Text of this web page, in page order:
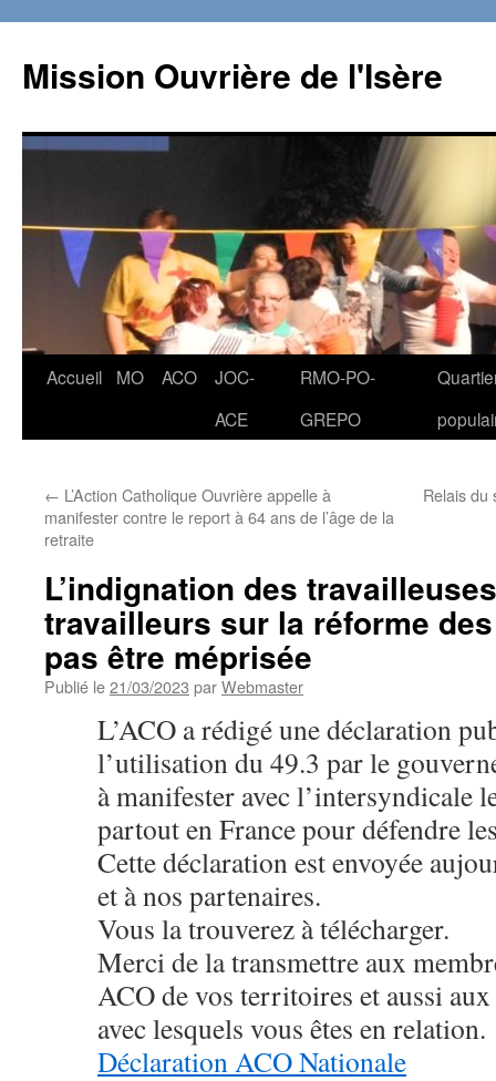
contenu
Mission Ouvrière de l'Isère
Accueil MO ACO
JOC-
ACE
RMO-PO-
GREPO
← L’Action Catholique Ouvrière appelle à
manifester contre le report à 64 ans de l’âge de la
retraite
Relais du
L’indignation des
travailleurs sur la réforme
pas être méprisée
Publié le21/03/2023 parWebmaster
L’ACO a rédigé une déclaration
l’utilisation du 49.3 par le
à manifester avec l’intersyndicale
partout en France pour défendre
Cette déclaration est envoyée
et à nos partenaires.
Vous la trouverez à télécharger.
Merci de la transmettre aux
ACO de vos territoires et aussi
avec lesquels vous êtes en relation.
Déclaration ACO Nationale